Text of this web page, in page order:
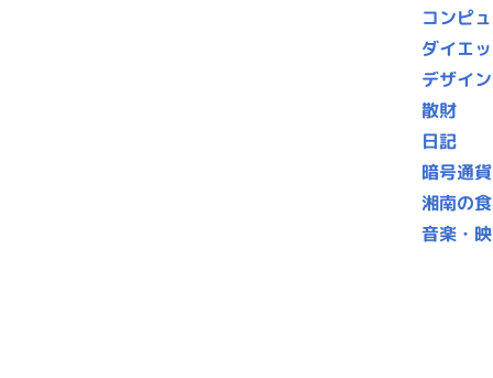
コンピ
ダイエ
デザイ
散財
日記
暗号通
湘南の
音楽・